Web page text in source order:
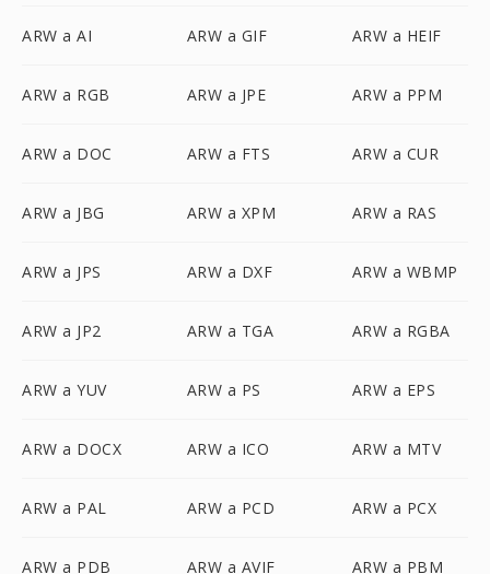
ARW a AI ARW a GIF ARW a HEIF
ARW a RGB ARW a JPE ARW a PPM
ARW a DOC ARW a FTS ARW a CUR
ARW a JBG ARW a XPM ARW a RAS
ARW a JPS ARW a DXF ARW a WBMP
ARW a JP2 ARW a TGA ARW a RGBA
ARW a YUV ARW a PS ARW a EPS
ARW a DOCX ARW a ICO ARW a MTV
ARW a PAL ARW a PCD ARW a PCX
ARW a PDB ARW a AVIF ARW a PBM